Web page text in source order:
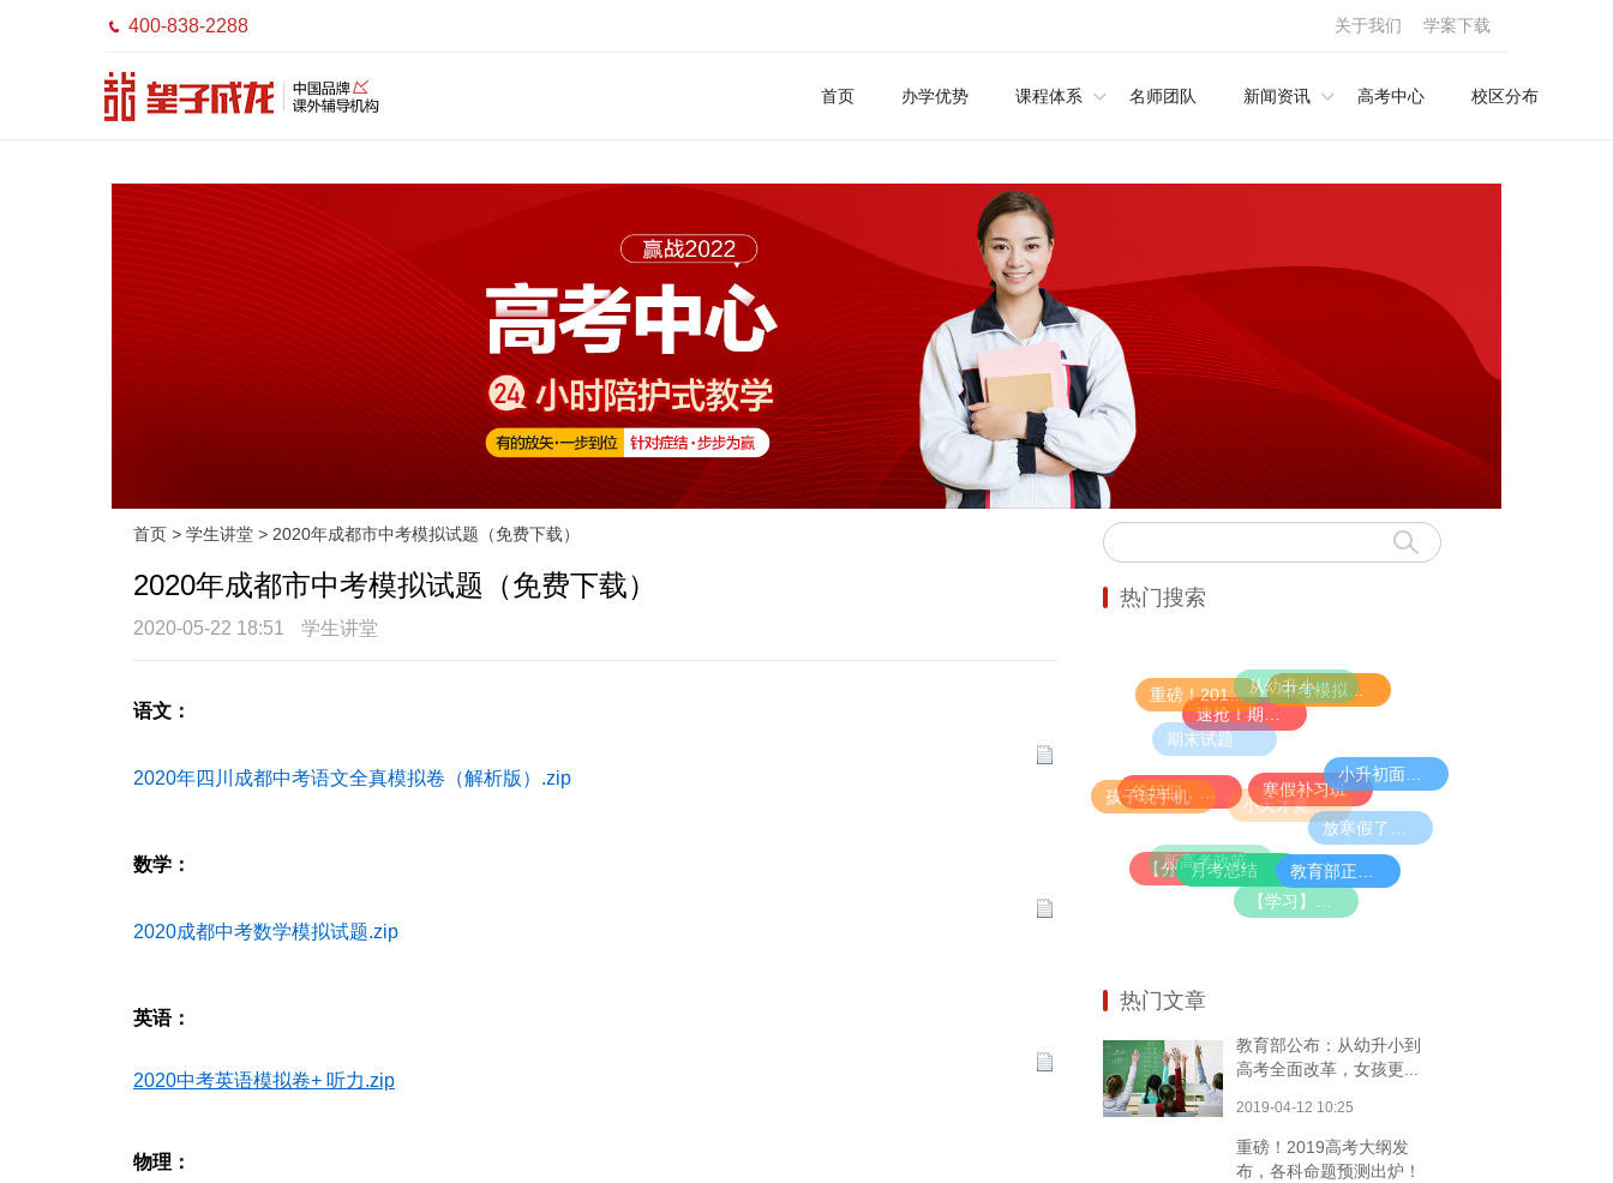
关于我们 学案下载
 400-838-2288
首页 办学优势 课程体系 名师团队 新闻资讯 高考中心 校区分布
首页 > 学生讲堂 > 2020年成都市中考模拟试题（免费下载）
2020年成都市中考模拟试题（免费下载）
2020-05-22 18:51 学生讲堂
语文：
2020年四川成都中考语文全真模拟卷（解析版）.zip
数学：
2020成都中考数学模拟试题.zip
英语：
2020中考英语模拟卷+ 听力.zip
物理：
热门搜索
中考模拟试题
期末试题
月考总结
重磅！2019高考大纲发布，各科命题预测出炉！
小升初面谈老师必问的十道题
【学习】孩子进入小学也能拔尖，只因为在暑假做了这件事！
【分享】让孩子在新学期进尖子班的唯一方法！家长们再不看就晚了！
小天才竟然是“养成”的？爸妈必看，幼儿学者公布IQ110的炼成秘诀......
从幼升小到高考全面改革，女孩更有优势了！
爸妈们，再不抓紧就晚啦！语文大幅增加古诗文，必须从小学这些
孩子玩手机
教育部正式宣布：9年义务教育大变动！
新高考政策
寒假补习班
热门文章
教育部公布：从幼升小到
高考全面改革，女孩更...
2019-04-12 10:25
重磅！2019高考大纲发
布，各科命题预测出炉！